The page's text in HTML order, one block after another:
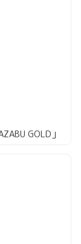
GOLD」